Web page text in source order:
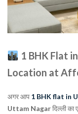
1 BHK Flat
Location at
अगर आप 1 BHK flat in
Uttam Nagarदिल्ली का